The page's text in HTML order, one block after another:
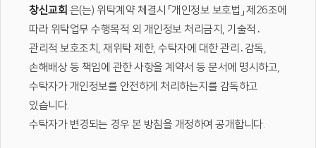
창신교회 은(는) 위탁계약 체결시 「개인정보 보호법」 제26조에
따라 위탁업무 수행목적 외 개인정보 처리금지, 기술적․
관리적 보호조치, 재위탁 제한, 수탁자에 대한 관리․감독,
손해배상 등 책임에 관한 사항을 계약서 등 문서에 명시하고,
수탁자가 개인정보를 안전하게 처리하는지를 감독하고
있습니다.
수탁자가 변경되는 경우 본 방침을 개정하여 공개합니다.